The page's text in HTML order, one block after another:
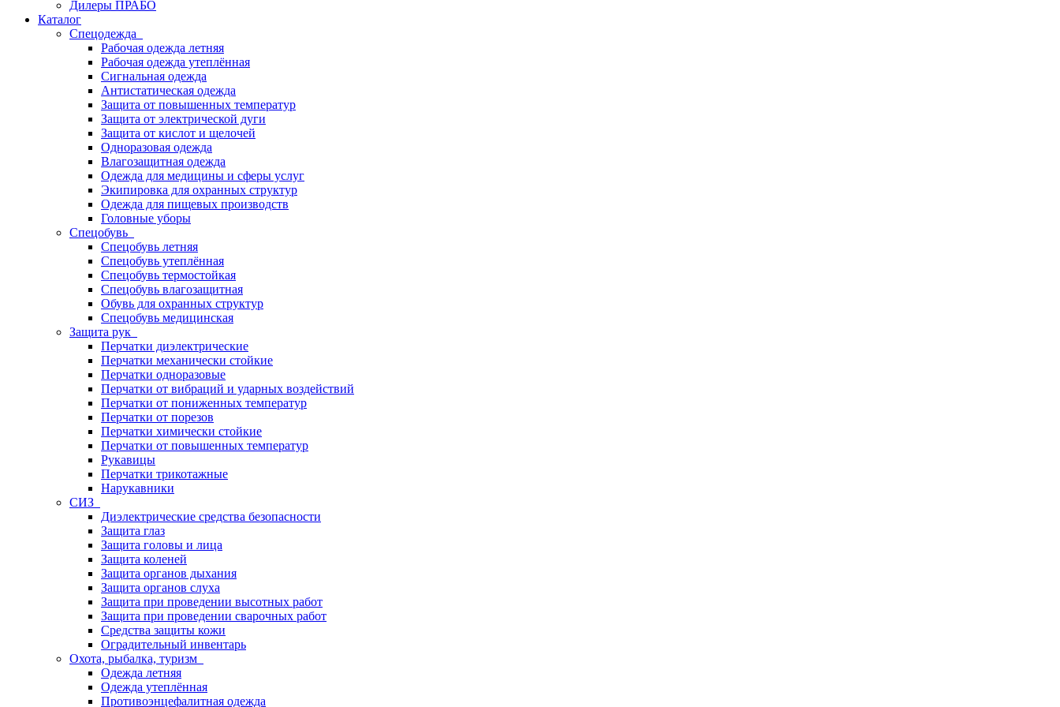
Дилеры ПРАБО
Каталог
Спецодежда
Рабочая одежда летняя
Рабочая одежда утеплённая
Сигнальная одежда
Антистатическая одежда
Защита от повышенных температур
Защита от электрической дуги
Защита от кислот и щелочей
Одноразовая одежда
Влагозащитная одежда
Одежда для медицины и сферы услуг
Экипировка для охранных структур
Одежда для пищевых производств
Головные уборы
Спецобувь
Спецобувь летняя
Спецобувь утеплённая
Спецобувь термостойкая
Спецобувь влагозащитная
Обувь для охранных структур
Спецобувь медицинская
Защита рук
Перчатки диэлектрические
Перчатки механически стойкие
Перчатки одноразовые
Перчатки от вибраций и ударных воздействий
Перчатки от пониженных температур
Перчатки от порезов
Перчатки химически стойкие
Перчатки от повышенных температур
Рукавицы
Перчатки трикотажные
Нарукавники
СИЗ
Диэлектрические средства безопасности
Защита глаз
Защита головы и лица
Защита коленей
Защита органов дыхания
Защита органов слуха
Защита при проведении высотных работ
Защита при проведении сварочных работ
Средства защиты кожи
Оградительный инвентарь
Охота, рыбалка, туризм
Одежда летняя
Одежда утеплённая
Противоэнцефалитная одежда